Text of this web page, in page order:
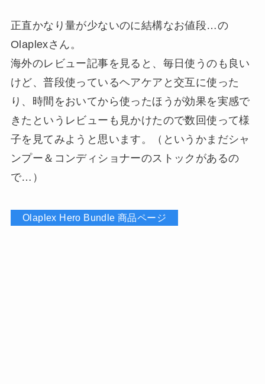
正直かなり量が少ないのに結構なお値段…の
Olaplexさん。
海外のレビュー記事を見ると、毎日使うのも良い
けど、普段使っているヘアケアと交互に使った
り、時間をおいてから使ったほうが効果を実感で
きたというレビューも見かけたので数回使って様
子を見てみようと思います。（というかまだシャ
ンプー＆コンディショナーのストックがあるの
で…）
Olaplex Hero Bundle 商品ページ